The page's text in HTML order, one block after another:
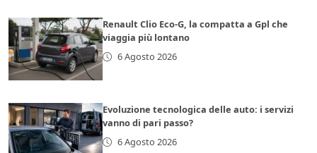
Renault Clio Eco-G, la compatta a Gpl che
viaggia più lontano
6 Agosto 2026
Evoluzione tecnologica delle auto: i servizi
vanno di pari passo?
6 Agosto 2026